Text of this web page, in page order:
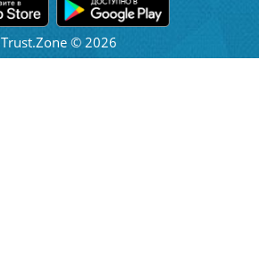
Trust.Zone © 2026